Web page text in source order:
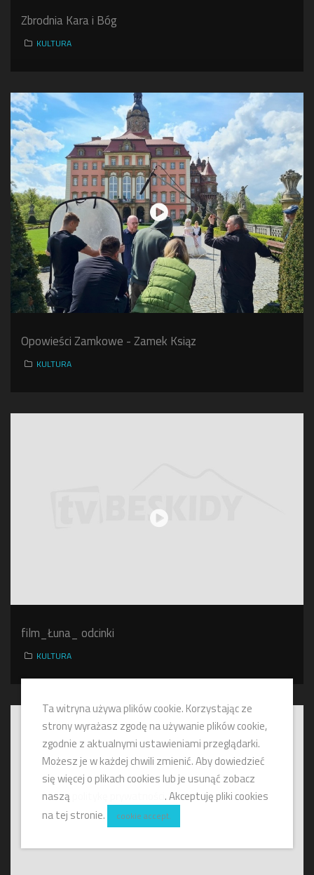
Zbrodnia Kara i Bóg
KULTURA
Opowieści Zamkowe - Zamek Ksiąz
KULTURA
film_Łuna_ odcinki
KULTURA
Ta witryna używa plików cookie. Korzystając ze
strony wyrażasz zgodę na używanie plików cookie,
zgodnie z aktualnymi ustawieniami przeglądarki.
Możesz je w każdej chwili zmienić. Aby dowiedzieć
się więcej o plikach cookies lub je usunąć zobacz
naszą
. Akceptuję pliki cookies
na tej stronie.
cookie accept.